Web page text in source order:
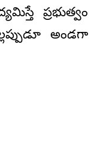
ప్రభుత్వం
అండగా